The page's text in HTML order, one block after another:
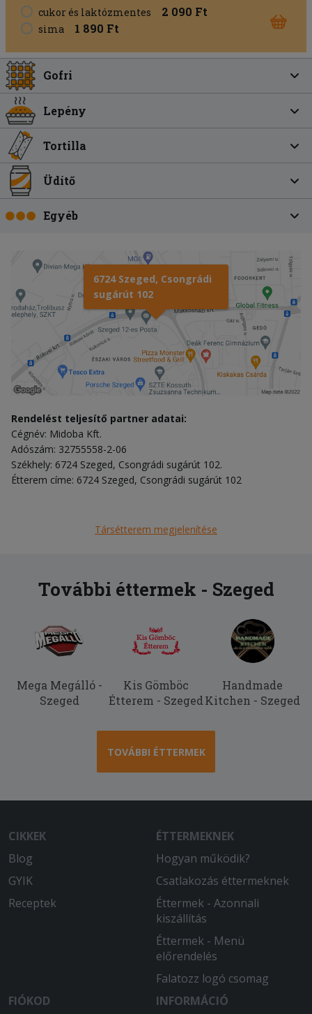
cukor és laktózmentes
2 090 Ft
sima 1 890 Ft
Gofri
Lepény
Tortilla
Üdítő
Egyéb
6724 Szeged, Csongrádi
sugárút 102
Rendelést teljesítő partner adatai:
Cégnév: Midoba Kft.
Adószám: 32755558-2-06
Székhely: 6724 Szeged, Csongrádi sugárút 102.
Étterem címe: 6724 Szeged, Csongrádi sugárút 102
Társétterem megjelenítése
További éttermek - Szeged
Mega Megálló -
Szeged
Kis Gömböc
Étterem - Szeged
Handmade
Kitchen - Szeged
TOVÁBBI ÉTTERMEK
CIKKEK
Blog
GYIK
Receptek
ÉTTERMEKNEK
Hogyan működik?
Csatlakozás éttermeknek
Éttermek - Azonnali
kiszállítás
Éttermek - Menü
előrendelés
Falatozz logó csomag
FIÓKOD
INFORMÁCIÓ